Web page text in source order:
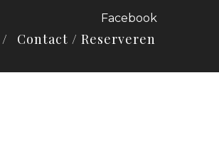
Facebook
Contact / Reserveren